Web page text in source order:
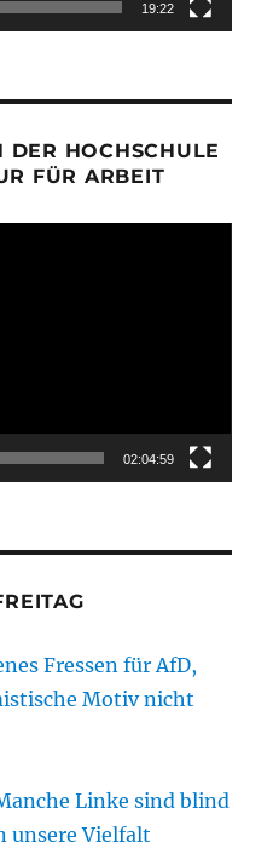
19:22
HOCHSCHULE
FÜR ARBEIT
02:04:59
Fressen für AfD,
Motiv nicht
Linke sind blind
unsere Vielfalt